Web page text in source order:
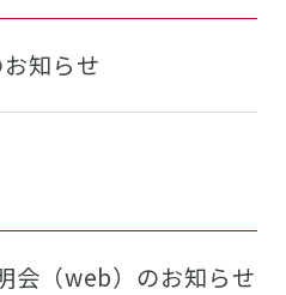
知らせ
会（web）のお知らせ